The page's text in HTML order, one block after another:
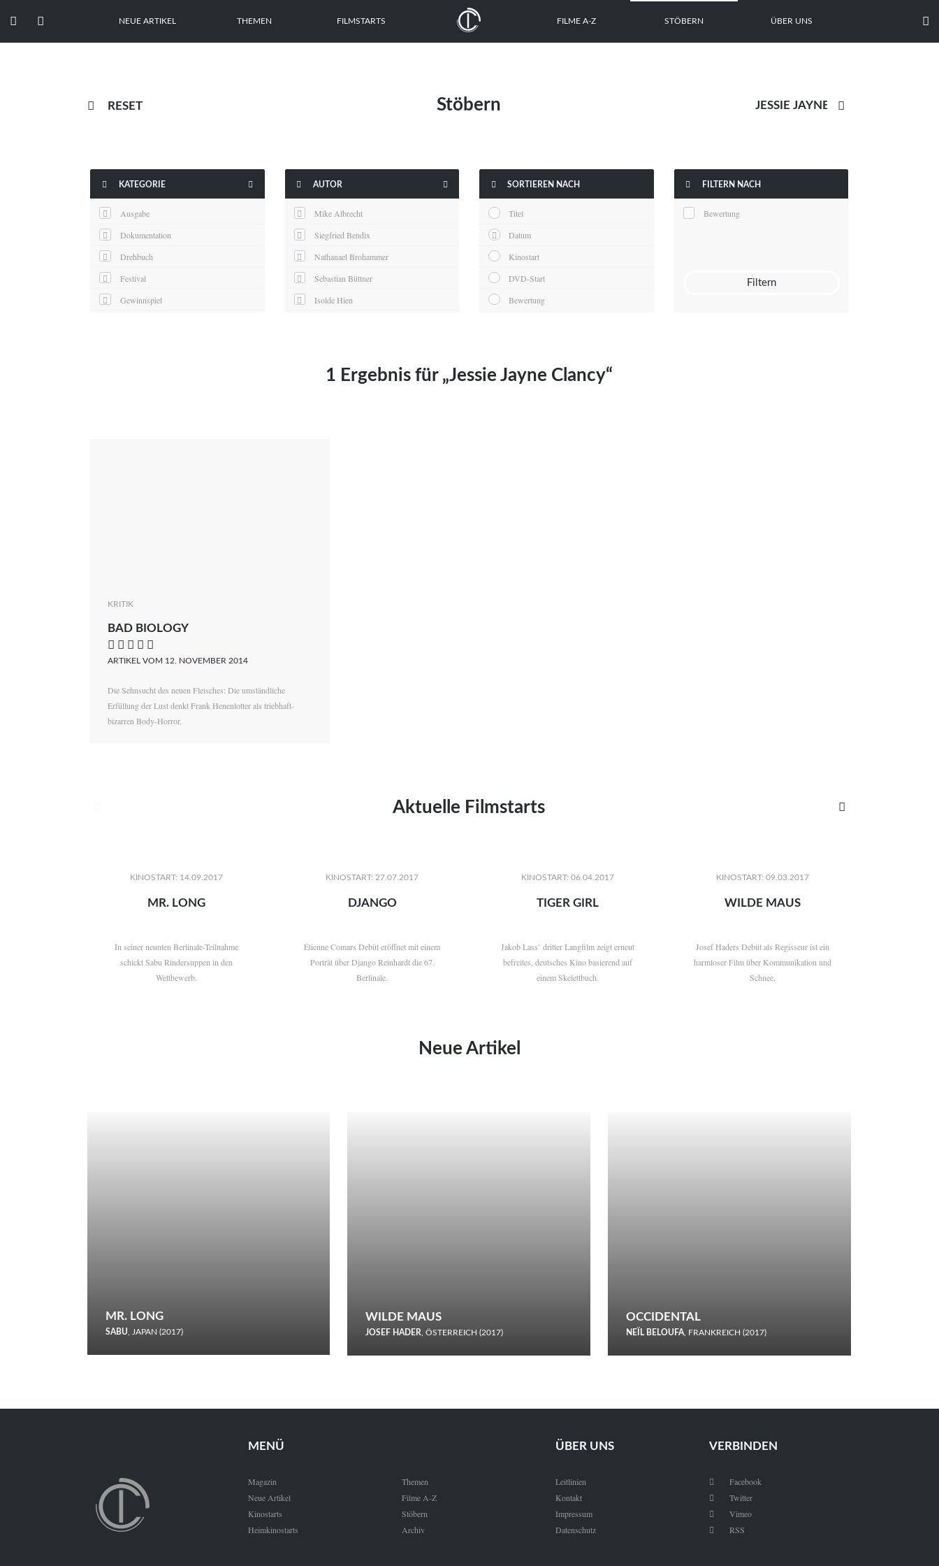
  NEUE ARTIKEL THEMEN FILMSTARTS FILME A-Z STÖBERN ÜBER UNS 
 RESET Stöbern 
 KATEGORIE 
Ausgabe
Dokumentation
Drehbuch
Festival
Gewinnspiel
 AUTOR 
Mike Albrecht
Siegfried Bendix
Nathanael Brohammer
Sebastian Büttner
Isolde Hien
Maximilian Kosing
 SORTIEREN NACH
Titel
Datum
Kinostart
DVD-Start
Bewertung
 FILTERN NACH
Bewertung
Filtern
1 Ergebnis für „Jessie Jayne Clancy“
KRITIK
BAD BIOLOGY
    
ARTIKEL VOM 12. NOVEMBER 2014
Die Sehnsucht des neuen Fleisches: Die umständliche
Erfüllung der Lust denkt Frank Henenlotter als triebhaft-
bizarren Body-Horror.
Aktuelle Filmstarts 
KINOSTART: 14.09.2017
MR. LONG
In seiner neunten Berlinale-Teilnahme
schickt Sabu Rindersuppen in den
Wettbewerb.
KINOSTART: 27.07.2017
DJANGO
Étienne Comars Debüt eröffnet mit einem
Porträt über Django Reinhardt die 67.
Berlinale.
KINOSTART: 06.04.2017
TIGER GIRL
Jakob Lass’ dritter Langfilm zeigt erneut
befreites, deutsches Kino basierend auf
einem Skelettbuch.
KINOSTART: 09.03.2017
WILDE MAUS
Josef Haders Debüt als Regisseur ist ein
harmloser Film über Kommunikation und
Schnee.
Neue Artikel
MR. LONG
SABU, JAPAN (2017)
den Wettbewerb.
WILDE MAUS
JOSEF HADER, ÖSTERREICH (2017)
Schnee.
OCCIDENTAL
NEÏL BELOUFA, FRANKREICH (2017)
MENÜ
Magazin
Neue Artikel
Kinostarts
Heimkinostarts
Themen
Filme A-Z
Stöbern
Archiv
ÜBER UNS
Leitlinien
Kontakt
Impressum
Datenschutz
VERBINDEN
 Facebook
 Twitter
 Vimeo
 RSS